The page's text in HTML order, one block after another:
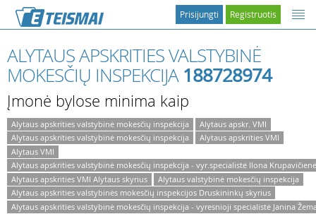
Registruotis
Prisijungti
ALYTAUS APSKRITIES VALSTYBINĖ
MOKESČIŲ INSPEKCIJA 188728974
Įmonė bylose minima kaip
Alytaus apskrities valstybinė mokesčių inspekcija
Alytaus apskr. VMI
Alytaus apskrities valstybinė mokesčių inspekcija
Alytaus apskrities VMI
Alytaus VMI
Alytaus apskrities valstybinė mokesčių inspekcija - vyr.specialistė Ilona Krupavičienė
Alytaus apskrities VMI Alytaus skyrius
Alytaus valstybinė mokesčių inspekcija
Alytaus apskrities valstybinės mokesčių inspekcijos Druskininkų skyrius
Alytaus apskrities valstybinė mokesčių inspekcija - vyresnioji specialistė Janina